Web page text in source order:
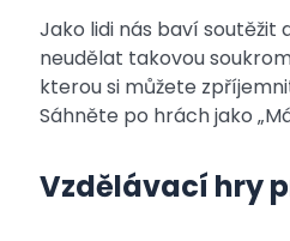
Jako lidi nás baví soutěžit
neudělat takovou
kterou si můžete
Sáhněte po hrách jako
Vzdělávací hry